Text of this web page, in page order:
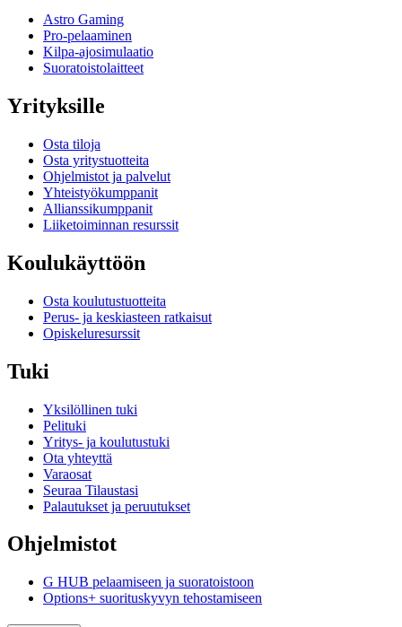
Astro Gaming
Pro-pelaaminen
Kilpa-ajosimulaatio
Suoratoistolaitteet
Yrityksille
Osta tiloja
Osta yritystuotteita
Ohjelmistot ja palvelut
Yhteistyökumppanit
Allianssikumppanit
Liiketoiminnan resurssit
Koulukäyttöön
Osta koulutustuotteita
Perus- ja keskiasteen ratkaisut
Opiskeluresurssit
Tuki
Yksilöllinen tuki
Pelituki
Yritys- ja koulutustuki
Ota yhteyttä
Varaosat
Seuraa Tilaustasi
Palautukset ja peruutukset
Ohjelmistot
G HUB pelaamiseen ja suoratoistoon
Options+ suorituskyvyn tehostamiseen